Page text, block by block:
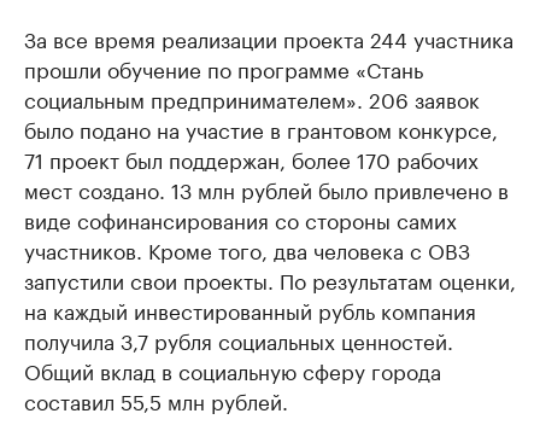
За все время реализации проекта 244 участника
прошли обучение по программе «Стань
социальным предпринимателем». 206 заявок
было подано на участие в грантовом конкурсе,
71 проект был поддержан, более 170 рабочих
мест создано. 13 млн рублей было привлечено в
виде софинансирования со стороны самих
участников. Кроме того, два человека с ОВЗ
запустили свои проекты. По результатам оценки,
на каждый инвестированный рубль компания
получила 3,7 рубля социальных ценностей.
Общий вклад в социальную сферу города
составил 55,5 млн рублей.